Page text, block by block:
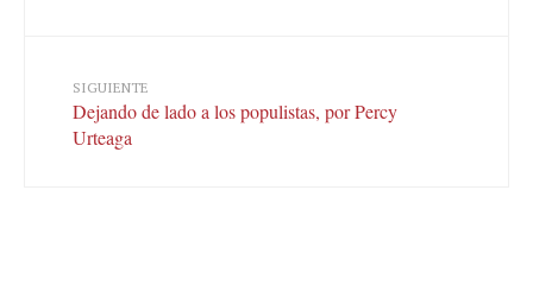
SIGUIENTE
Dejando de lado a los populistas, por Percy
Urteaga